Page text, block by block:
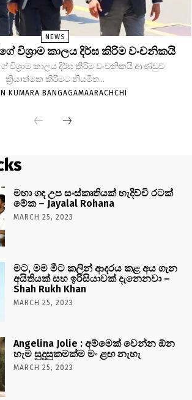
NEWS
විශ්‍රාම කාලය දිර්ඝ කිරිම වංචනිකයි
කාලය දිර්ඝ කිරිම වංචනිකයි ආණ්ඩුව
ක්‍රියාත්මක කිරිමට නියමිත...
KUMARA BANGAGAMAARACHCHI
මහා ගඳ උප සංස්කෘතියක් හැදිච්චි රටක්
මේක – Jayalal Rohana
MARCH 25, 2023
මට, මම මීට කලින් ආදරය කළ අය ගැන
අයිතියක් සහ ඉරිසියාවක් දැනෙනවා –
Shah Rukh Khan
MARCH 25, 2023
Angelina Jolie : අම්මෙක් වෙන්න ඕන
හැම සුදුසුකමක්ම මං ළඟ නැහැ
MARCH 25, 2023